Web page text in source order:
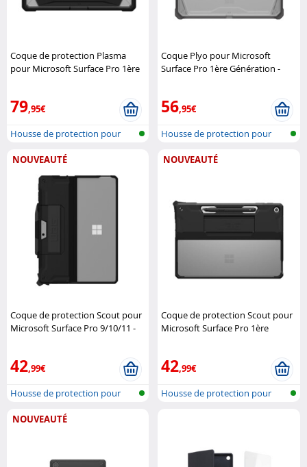
Coque de protection Plasma
pour Microsoft Surface Pro 1ère
79,95€
Housse de protection pour
Coque Plyo pour Microsoft
Surface Pro 1ère Génération -
56,95€
Housse de protection pour
NOUVEAUTÉ
Coque de protection Scout pour
Microsoft Surface Pro 9/10/11 -
42,99€
Housse de protection pour
NOUVEAUTÉ
Coque de protection Scout pour
Microsoft Surface Pro 1ère
42,99€
Housse de protection pour
NOUVEAUTÉ